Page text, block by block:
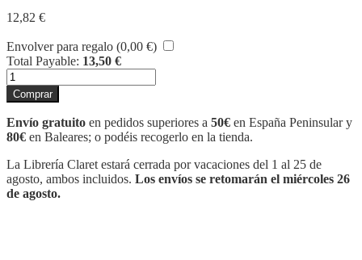
12,82 €
Envolver para regalo (0,00 €)
Total Payable: 13,50 €
ORA
A
TU
PADRE
cantidad
Comprar
Envío gratuito en pedidos superiores a 50€ en España Peninsular y
80€ en Baleares; o podéis recogerlo en la tienda.
La Librería Claret estará cerrada por vacaciones del 1 al 25 de
agosto, ambos incluidos. Los envíos se retomarán el miércoles 26
de agosto.